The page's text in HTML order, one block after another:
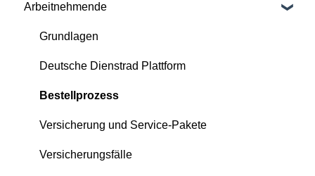
Vertragliche Grundlagen
Versicherung und Service-Pakete
Kontinuierliche Betreuung durch Deutsche
Arbeitnehmende
Grundlagen
Deutsche Dienstrad Plattform
Bestellprozess
Versicherung und Service-Pakete
Versicherungsfälle